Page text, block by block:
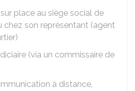
place au siège social de
chez son représentant (agent
(via un commissaire de
à distance,